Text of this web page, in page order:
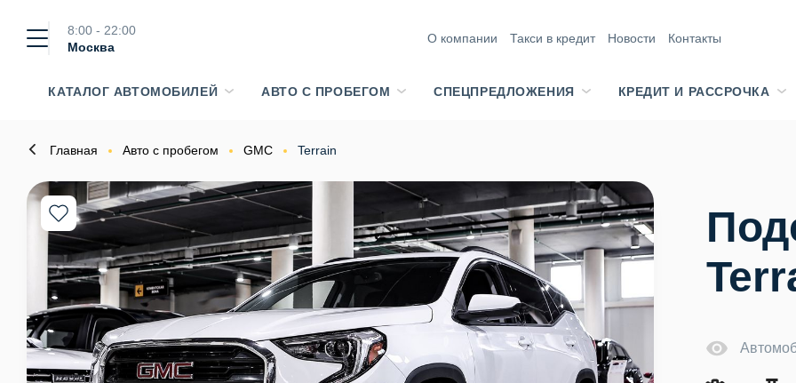
8:00 - 22:00
Москва
О компании Такси в кредит Новости Контакты
КАТАЛОГ АВТОМОБИЛЕЙ АВТО С ПРОБЕГОМ СПЕЦПРЕДЛОЖЕНИЯ КРЕДИТ И РАССРОЧКА
Главная Авто с пробегом GMC Terrain